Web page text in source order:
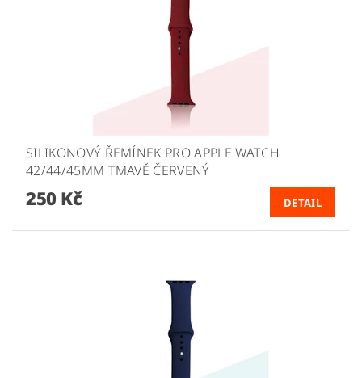
SILIKONOVÝ ŘEMÍNEK PRO APPLE WATCH
42/44/45MM TMAVĚ ČERVENÝ
250 Kč DETAIL